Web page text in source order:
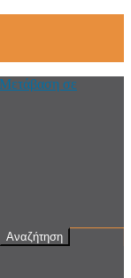
Μετάβαση σε
Αναζήτηση